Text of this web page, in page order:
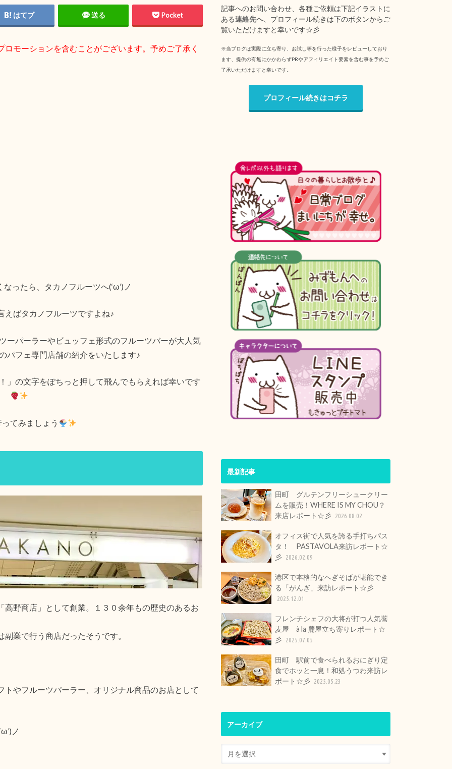
はてブ 送る Pocket
モーションを含むことがございます。予めご了承く
ったら、タカノフルーツへ(‘ω’)ノ
えばタカノフルーツですよね♪
ーパーラーやビュッフェ形式のフルーツバーが大人気
パフェ専門店舗の紹介をいたします♪
」の文字をぽちっと押して飛んでもらえれば幸いです
てみましょう
野商店」として創業。１３０余年もの歴史のあるお
業で行う商店だったそうです。
やフルーツパーラー、オリジナル商品のお店として
ノ
記事へのお問い合わせ、各種ご依頼は下記イラストに
ある連絡先へ、プロフィール続きは下のボタンからご
覧いただけますと幸いです☆彡
※当ブログは実際に立ち寄り、お試し等を行った様子をレビューしており
ます、提供の有無にかかわらずPRやアフィリエイト要素を含む事を予めご
了承いただけますと幸いです。
プロフィール続きはコチラ
最新記事
田町 グルテンフリーシュークリー
ムを販売！WHERE IS MY CHOU？
来店レポート☆彡 2026.08.02
オフィス街で人気を誇る手打ちパス
タ！ PASTAVOLA来訪レポート☆
彡 2026.02.09
港区で本格的なへぎそばが堪能でき
る「がんぎ」来訪レポート☆彡
2025.12.01
フレンチシェフの大将が打つ人気蕎
麦屋 à la 麓屋立ち寄りレポート☆
彡 2025.07.05
田町 駅前で食べられるおにぎり定
食でホッと一息！和処うつわ来訪レ
ポート☆彡 2025.05.23
アーカイブ